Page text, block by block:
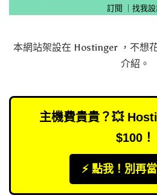
訂閱
找我
本網站架設在 Hostinger，不想
介紹 。
主機費貴貴？💥
$100！
⚡️ 點我！別再